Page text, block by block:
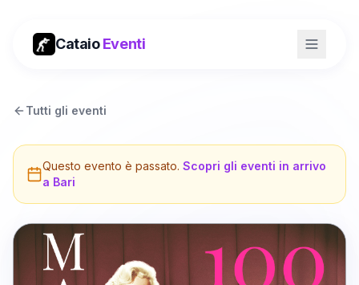
CataioEventi
Tutti gli eventi
Questo evento è passato. Scopri gli eventi in arrivo
a Bari